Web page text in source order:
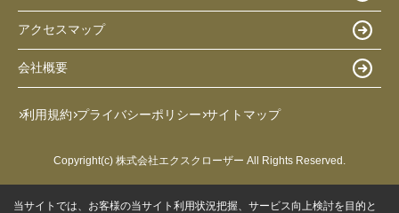
アクセスマップ
会社概要
利用規約 プライバシーポリシー サイトマップ
Copyright(c) 株式会社エクスクローザー All Rights Reserved.
当サイトでは、お客様の当サイト利用状況把握、サービス向上検討を目的と